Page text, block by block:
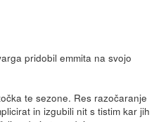
pridobil emmita na svojo
te sezone. Res razočaranje
in izgubili nit s tistim kar jih